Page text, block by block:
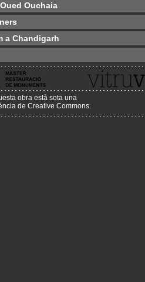
Ouchaia
a Chandigarh
obra està sota una
de Creative Commons.